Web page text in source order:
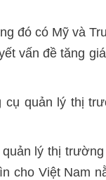
đó có Mỹ và
vấn đề tăng
cụ quản lý thị
lý thị
cho Việt Nam